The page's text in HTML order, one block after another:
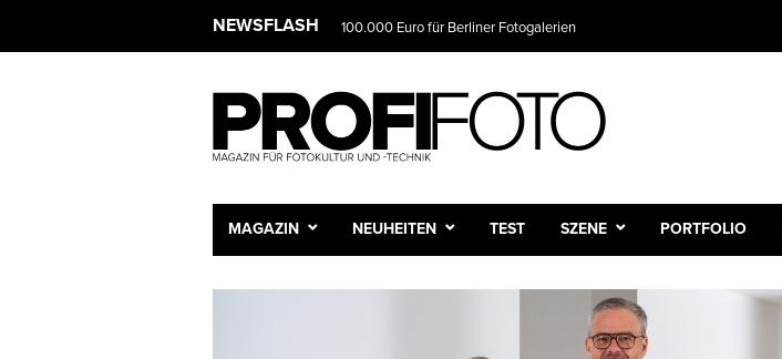
NEWSFLASH 100.000 Euro für Berliner Fotogalerien
MAGAZIN NEUHEITEN TEST SZENE PORTFOLIO